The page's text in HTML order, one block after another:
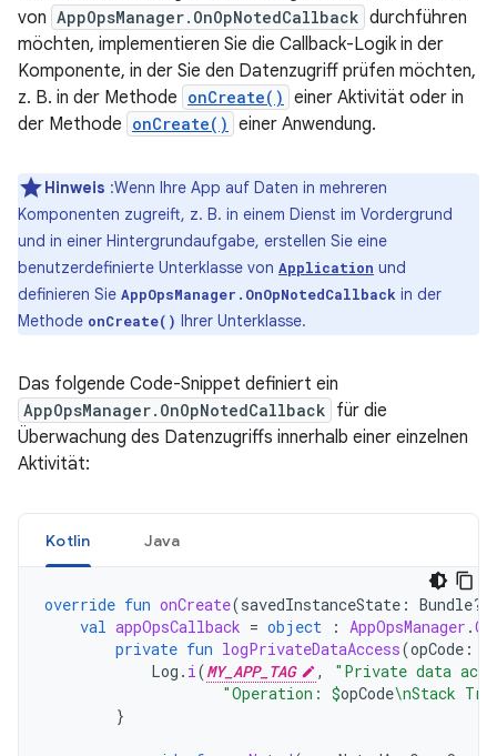
von AppOpsManager.OnOpNotedCallback durchführen
möchten, implementieren Sie die Callback-Logik in der
Komponente, in der Sie den Datenzugriff prüfen möchten,
z. B. in der Methode onCreate() einer Aktivität oder in
der Methode onCreate() einer Anwendung.
Hinweis :Wenn Ihre App auf Daten in mehreren
Komponenten zugreift, z. B. in einem Dienst im Vordergrund
und in einer Hintergrundaufgabe, erstellen Sie eine
benutzerdefinierte Unterklasse von Application und
definieren Sie AppOpsManager.OnOpNotedCallback in der
Methode onCreate() Ihrer Unterklasse.
Das folgende Code-Snippet definiert ein
AppOpsManager.OnOpNotedCallback für die
Überwachung des Datenzugriffs innerhalb einer einzelnen
Aktivität:
Kotlin Java
override fun onCreate(savedInstanceState : Bundle?)
val appOpsCallback = object : AppOpsManager .
private fun logPrivateDataAccess(opCode :
Log . i(MY_APP_TAG ,
"Private data
"Operation: $opCode\nStack
}